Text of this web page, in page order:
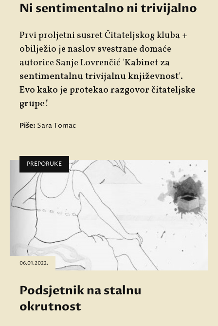
Ni sentimentalno ni trivijalno
Prvi proljetni susret Čitateljskog kluba +
obilježio je naslov svestrane domaće
autorice Sanje Lovrenčić 'Kabinet za
sentimentalnu trivijalnu književnost'.
Evo kako je protekao razgovor čitateljske
grupe!
Piše: Sara Tomac
PREPORUKE
06.01.2022.
Podsjetnik na stalnu
okrutnost